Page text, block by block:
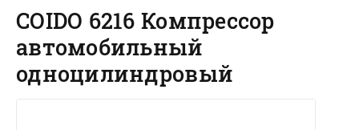
COIDO 6216 Компрессор
автомобильный
одноцилиндровый